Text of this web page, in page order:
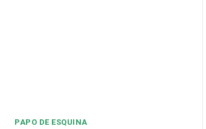
PAPO DE ESQUINA